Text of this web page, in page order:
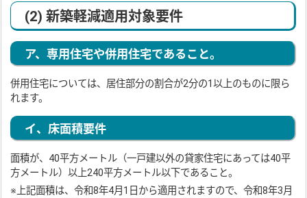
(2) 新築軽減適用対象要件
ア、専用住宅や併用住宅であること。
併用住宅については、居住部分の割合が2分の1以上のものに限ら
れます。
イ、床面積要件
面積が、40平方メートル（一戸建以外の貸家住宅にあっては40平
方メートル）以上240平方メートル以下であること。
※上記面積は、令和8年4月1日から適用されますので、令和8年3月